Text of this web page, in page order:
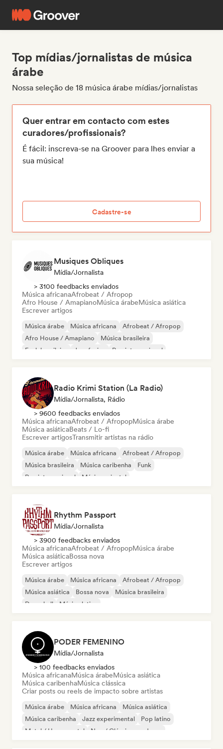
Top mídias/jornalistas de música
árabe
Nossa seleção de 18 música árabe mídias/jornalistas
Quer entrar em contacto com estes
curadores/profissionais?
É fácil: inscreva-se na Groover para lhes enviar a
sua música!
Cadastre-se
Musiques Obliques
Mídia/Jornalista
> 3100 feedbacks enviados
Música africanaAfrobeat / Afropop
Afro House / AmapianoMúsica árabeMúsica asiática
Escrever artigos
Música árabe Música africana
Afrobeat / Afropop
Afro House / Amapiano
Música brasileira
Funk brasileiro
Jazz fusion Rap internacional
Radio Krimi Station (La Radio)
Mídia/Jornalista, Rádio
> 9600 feedbacks enviados
Música africanaAfrobeat / AfropopMúsica árabe
Música asiáticaBeats / Lo-fi
Escrever artigosTransmitir artistas na rádio
Música árabe Música africana
Afrobeat / Afropop
Música brasileira
Música caribenha
Funk
Rap internacional
Música oriental
Rhythm Passport
Mídia/Jornalista
> 3900 feedbacks enviados
Música africanaAfrobeat / AfropopMúsica árabe
Música asiáticaBossa nova
Escrever artigos
Música árabe Música africana
Afrobeat / Afropop
Música asiática
Bossa nova
Música brasileira
Dancehall
Música latina
PODER FEMENINO
Mídia/Jornalista
> 100 feedbacks enviados
Música africanaMúsica árabeMúsica asiática
Música caribenhaMúsica clássica
Criar posts ou reels de impacto sobre artistas
Música árabe Música africana
Música asiática
Música caribenha
Jazz experimental
Pop latino
Metal / Heavy metal
Neo / Clássico moderno